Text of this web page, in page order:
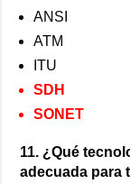
ANSI
ATM
ITU
SDH
SONET
11. ¿Qué
adecuada para